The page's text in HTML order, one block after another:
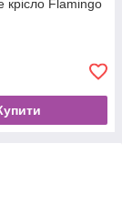
крісло Flamingo